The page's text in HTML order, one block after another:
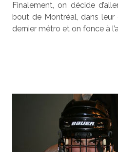
Finalement, on décide
bout de Montréal, dans
dernier métro et on fonce à